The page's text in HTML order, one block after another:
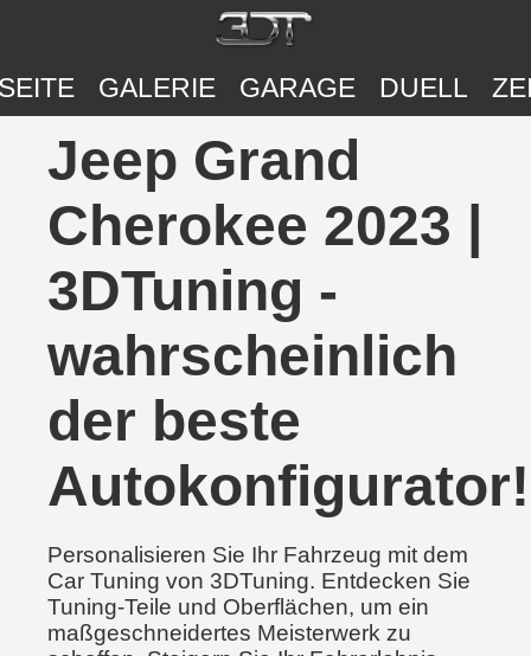
GALERIE GARAGE DUELL
Jeep Grand
Cherokee 2023 |
3DTuning -
wahrscheinlich
der beste
Autokonfigurator!
Personalisieren Sie Ihr Fahrzeug mit dem
Car Tuning von 3DTuning. Entdecken Sie
Tuning-Teile und Oberflächen, um ein
maßgeschneidertes Meisterwerk zu